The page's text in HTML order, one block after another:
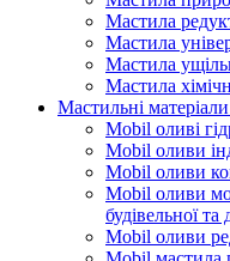
Мастила
Мастила
Мастила
Мастила
Мастильні
Mobil оливі
Mobil оливи
Mobil оливи
Mobil оливи
будівельної
Mobil оливи